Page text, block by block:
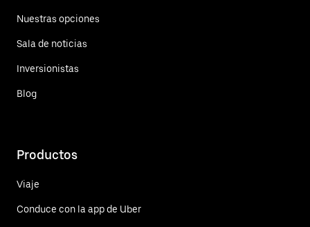
Nuestras opciones
Sala de noticias
Inversionistas
Blog
Productos
Viaje
Conduce con la app de Uber